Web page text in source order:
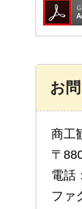
お
商工
〒
電話
ファ